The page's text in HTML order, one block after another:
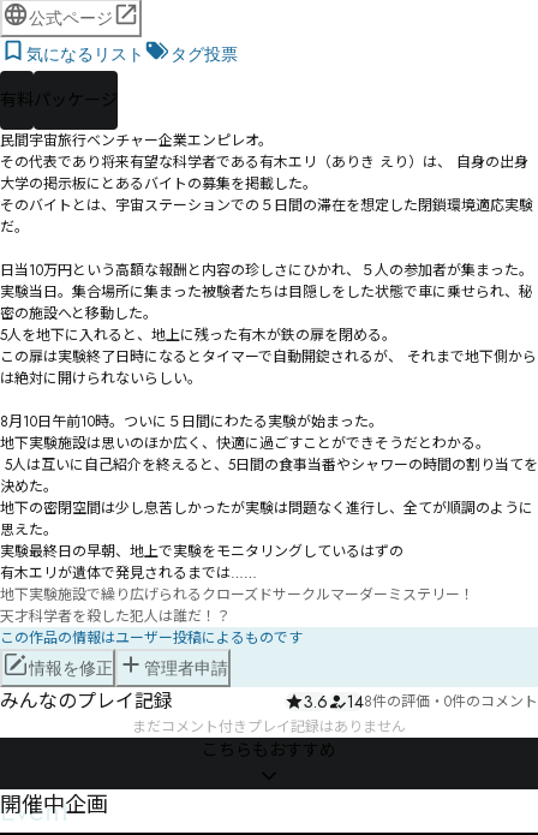
公式ページ
気になるリスト
タグ投票
有料 パッケージ
民間宇宙旅行ベンチャー企業エンピレオ。
その代表であり将来有望な科学者である有木エリ（ありき えり）は、 自身の出身
大学の掲示板にとあるバイトの募集を掲載した。
そのバイトとは、宇宙ステーションでの５日間の滞在を想定した閉鎖環境適応実験
だ。
日当10万円という高額な報酬と内容の珍しさにひかれ、５人の参加者が集まった。
実験当日。集合場所に集まった被験者たちは目隠しをした状態で車に乗せられ、秘
密の施設へと移動した。
5人を地下に入れると、地上に残った有木が鉄の扉を閉める。
この扉は実験終了日時になるとタイマーで自動開錠されるが、 それまで地下側から
は絶対に開けられないらしい。
8月10日午前10時。ついに５日間にわたる実験が始まった。
地下実験施設は思いのほか広く、快適に過ごすことができそうだとわかる。
決めた。
地下の密閉空間は少し息苦しかったが実験は問題なく進行し、全てが順調のように
思えた。
実験最終日の早朝、地上で実験をモニタリングしているはずの
有木エリが遺体で発見されるまでは……
地下実験施設で繰り広げられるクローズドサークルマーダーミステリー！
天才科学者を殺した犯人は誰だ！？
この作品の情報はユーザー投稿によるものです
情報を修正 管理者申請
みんなのプレイ記録 3.6 148件の評価 ・ 0件のコメント
まだコメント付きプレイ記録はありません
こちらもおすすめ
Event
開催中企画